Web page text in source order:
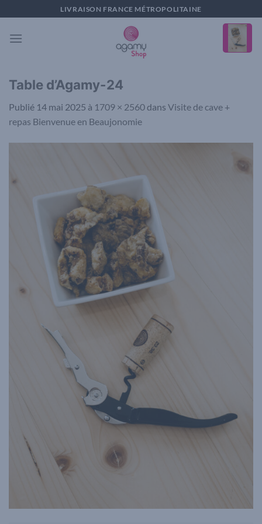
au
contenu
LIVRAISON FRANCE MÉTROPOLITAINE
Table d’Agamy-24
Publié 14 mai 2025 à 1709 × 2560 dans Visite de cave +
repas Bienvenue en Beaujonomie